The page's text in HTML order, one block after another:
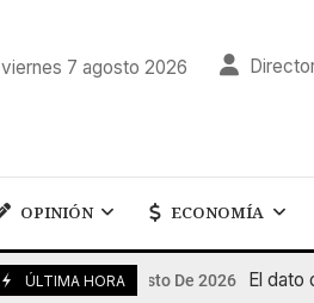
viernes 7 agosto 2026
OPINIÓN ECONOMÍA
ÚLTIMA HORA
7 De Agosto De 2026 El dato de